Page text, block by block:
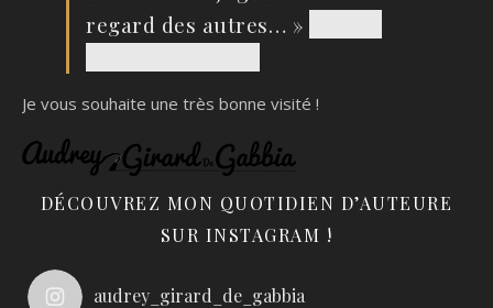
regard des autres… »
Je vous souhaite une très bonne visité !
DÉCOUVREZ MON QUOTIDIEN D’AUTEURE
SUR INSTAGRAM !
audrey_girard_de_gabbia